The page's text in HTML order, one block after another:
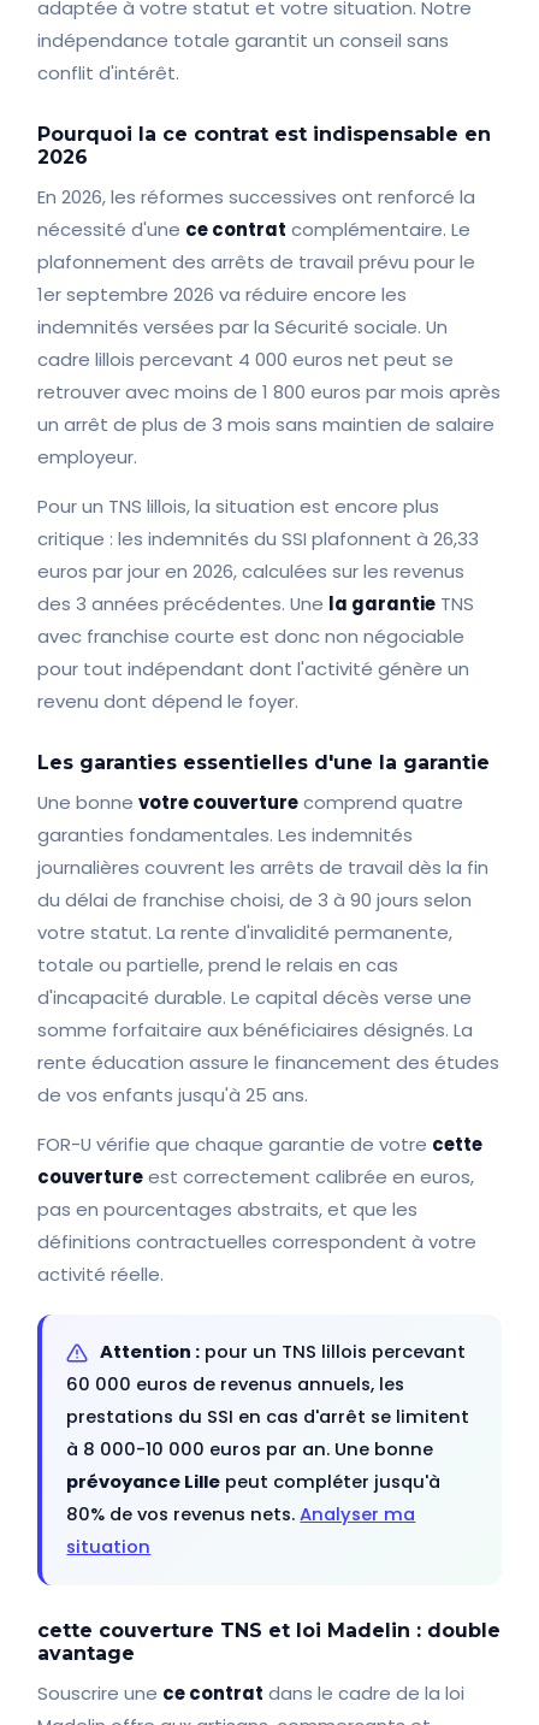
adaptée à votre statut et votre situation. Notre
indépendance totale garantit un conseil sans
conflit d'intérêt.
Pourquoi la ce contrat est indispensable en
2026
En 2026, les réformes successives ont renforcé la
nécessité d'une ce contrat complémentaire. Le
plafonnement des arrêts de travail prévu pour le
1er septembre 2026 va réduire encore les
indemnités versées par la Sécurité sociale. Un
cadre lillois percevant 4 000 euros net peut se
retrouver avec moins de 1 800 euros par mois après
un arrêt de plus de 3 mois sans maintien de salaire
employeur.
Pour un TNS lillois, la situation est encore plus
critique : les indemnités du SSI plafonnent à 26,33
euros par jour en 2026, calculées sur les revenus
des 3 années précédentes. Une la garantie TNS
avec franchise courte est donc non négociable
pour tout indépendant dont l'activité génère un
revenu dont dépend le foyer.
Les garanties essentielles d'une la garantie
Une bonnevotre couverturecomprend quatre
garanties fondamentales. Les indemnités
journalières couvrent les arrêts de travail dès la fin
du délai de franchise choisi, de 3 à 90 jours selon
votre statut. La rente d'invalidité permanente,
totale ou partielle, prend le relais en cas
d'incapacité durable. Le capital décès verse une
somme forfaitaire aux bénéficiaires désignés. La
rente éducation assure le financement des études
de vos enfants jusqu'à 25 ans.
FOR-U vérifie que chaque garantie de votre cette
couvertureest correctement calibrée en euros,
pas en pourcentages abstraits, et que les
définitions contractuelles correspondent à votre
activité réelle.
Attention : pour un TNS lillois percevant
60 000 euros de revenus annuels, les
prestations du SSI en cas d'arrêt se limitent
à 8 000-10 000 euros par an. Une bonne
prévoyance Lille peut compléter jusqu'à
80% de vos revenus nets.Analyser ma
situation
cette couverture TNS et loi Madelin : double
avantage
Souscrire une ce contrat dans le cadre de la loi